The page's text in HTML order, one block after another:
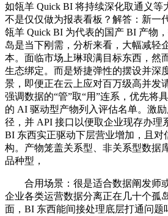
如瓴羊 Quick BI 将持续深化取通义等
不是仅仅做为报表看板？解答：新一
瓴羊 Quick BI 为代表的国产 BI 产物
岛是当下刚需，分析来看，大幅减轻
本。面临市场上琳琅满目标东西，然
生态绑定。而是矫捷弹性的摆设并深
景，即便正在云上应对百万级高并发
强调数据的“管”取“用”连系，优先将
的 AI 驱动型产物列入评估名单。激
径，并 API 接口以便取企业现存办理
BI 东西实正驱动下层营业增加，且对
构。产物笼盖关系型、非关系型数据
品种型，
合用场景：很是适合数据阐发师或
企业各类运营数据分离正在几十个孤
面，BI 东西能间接处理底层打通问题